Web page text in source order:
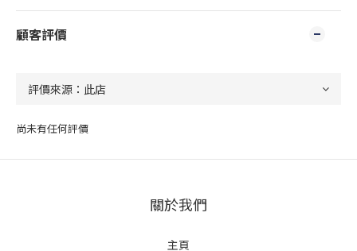
顧客評價
尚未有任何評價
關於我們
主頁